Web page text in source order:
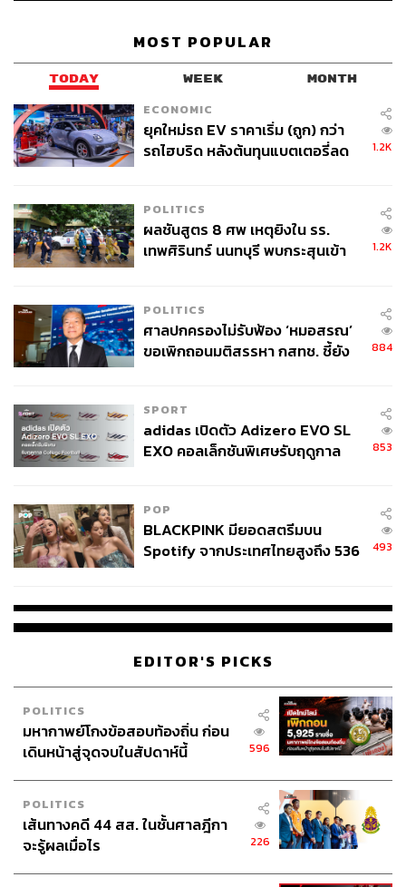
แห่งของฮ่องกงและมาเก๊า รวมถึง 9 เมืองของจีนแผ่นดินใหญ่
ได้แก่ กวางโจว, เซินเจิ้น, จูไห่, ฝอซาน, ฮุ่ยโจว, ตงกวน, จง
ซาน, เจียงเหมิน และเจ้าชิ่ง โดย Greater Bay Area ได้รับการ
ขนานนามว่าเป็น ‘ซิลิคอนแวลลีย์’ ของจีน โดยปัจจุบันพื้นที่
แห่งนี้ได้กลายเป็นที่ตั้งของบริษัทด้านเทคโนโลยีและ
นวัตกรรมระดับโลกมากมาย เช่น HUAWEI, Tencent และ
เหล่าค่ายรถยนต์ไฟฟ้า EV รายใหญ่ของประเทศ
Greater Bay Area มีจุดแข็งจากพื้นฐานของฮ่องกงภายใต้
หลักการ ‘หนึ่งประเทศ สองระบบ’ รวมถึงการเชื่อมโยง
ระหว่างประเทศ ระบบกฎหมายที่น่าเชื่อถือ บริการระดับมือ
ความสามารถอย่างเสรี พื้นที่แห่งนี้ถูกวางให้เป็นหนึ่งในแผน
เชิงกลยุทธ์ที่สำคัญในพิมพ์เขียวการพัฒนาของประเทศ ซึ่งมี
ความสำคัญอย่างมากในการดำเนินการพัฒนาที่ขับเคลื่อน
ด้วยนวัตกรรม และเป็นโครงการเขตเศรษฐกิจพิเศษพื้นที่
รวมถึงการลงทุนในไทยและอาเซียนด้วย
อ้างอิง:
hts-hi-tech-cooperation-chinas-greater-bay-area?mo
dule=perpetual_scroll_0&pgtype=article&campaign=
3221928
สามารถติดตาม THE STANDARD WEALTH
ธุรกิจพลังงาน
บริษัทเทคโนโลยี
Asean
MOST POPULAR
TODAY WEEK MONTH
ECONOMIC
ยุคใหม่รถ EV ราคาเริ่ม (ถูก) กว่า
รถไฮบริด หลังต้นทุนแบตเตอรี่ลด
1.2K
POLITICS
ผลชันสูตร 8 ศพ เหตุยิงใน รร.
เทพศิรินทร์ นนทบุรี พบกระสุนเข้า
1.2K
POLITICS
ศาลปกครองไม่รับฟ้อง ‘หมอสรณ’
ขอเพิกถอนมติสรรหา กสทช. ชี้ยัง
884
SPORT
adidas เปิดตัว Adizero EVO SL
EXO คอลเล็กชันพิเศษรับฤดูกาล
853
POP
BLACKPINK มียอดสตรีมบน
Spotify จากประเทศไทยสูงถึง 536
493
EDITOR'S PICKS
POLITICS
มหากาพย์โกงข้อสอบท้องถิ่น ก่อน
เดินหน้าสู่จุดจบในสัปดาห์นี้
596
POLITICS
เส้นทางคดี 44 สส. ในชั้นศาลฎีกา
จะรู้ผลเมื่อไร
226